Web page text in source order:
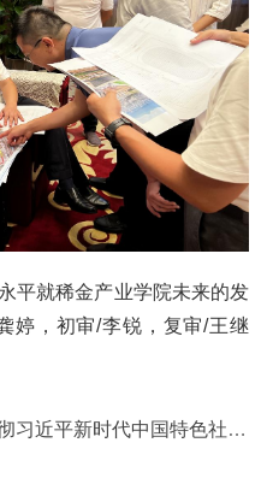
平就稀金产业学院未来的发
婷，初审/李锐，复审/王继
会主义思想主题教育动员大会暨专题读书班开班仪式